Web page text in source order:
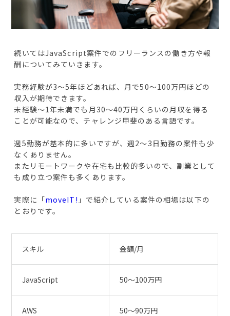
続いてはJavaScript案件でのフリーランスの働き方や報
酬についてみていきます。
実務経験が3～5年ほどあれば、月で50〜100万円ほどの
収入が期待できます。
未経験～1年未満でも月30～40万円くらいの月収を得る
ことが可能なので、チャレンジ甲斐のある言語です。
週5勤務が基本的に多いですが、週2〜3日勤務の案件も少
なくありません。
またリモートワークや在宅も比較的多いので、副業として
も成り立つ案件も多くあります。
実際に「moveIT! 」で紹介している案件の相場は以下の
とおりです。
スキル 金額/月
JavaScript 50〜100万円
AWS 50〜90万円